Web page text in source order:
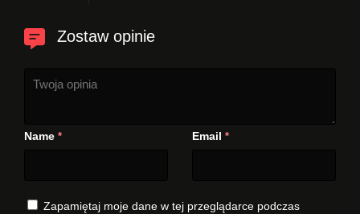
Zostaw opinie
Name * Email *
Zapamiętaj moje dane w tej przeglądarce podczas